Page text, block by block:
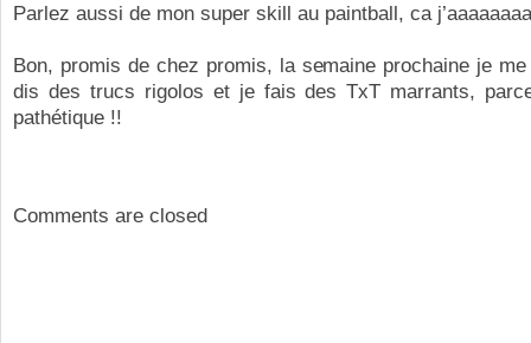
Parlez aussi de mon super skill au paintball, ca
Bon, promis de chez promis, la semaine prochaine je
dis des trucs rigolos et je fais des TxT marrants,
pathétique !!
Comments are closed